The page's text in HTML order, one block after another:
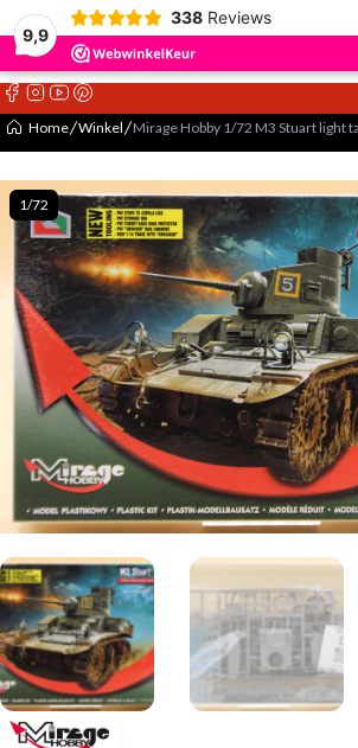
9,9
338 Reviews
Home Winkel Mirage Hobby 1/72 M3 Stuart light
1/72